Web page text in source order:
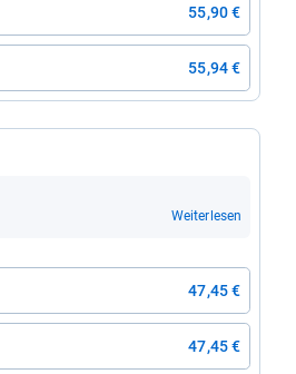
55,90 €
55,94 €
Weiterlesen
47,45 €
47,45 €